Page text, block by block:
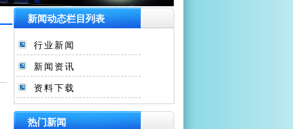
新闻动态栏目列表
行业新闻
新闻资讯
资料下载
热门新闻